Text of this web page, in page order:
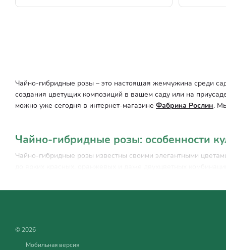
Чайно-гибридные розы – это настоящая жемчужина среди
создания цветущих композиций в вашем саду или на
можно уже сегодня в интернет-магазине Фабрика Рослин.
Чайно-гибридные розы: особенности
Чайно-гибридные розы известны своими элегантными
Одним из главных преимуществ чайно-гибридных роз
Чайно-гибридные розы: тонкости
© 2026
Мобильная версия